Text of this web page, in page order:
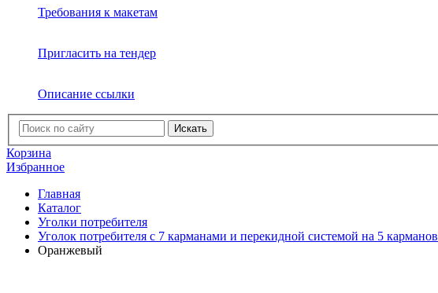
Требования к макетам
Пригласить на тендер
Описание ссылки
Искать
Корзина
Избранное
Главная
Каталог
Уголки потребителя
Уголок потребителя с 7 карманами и перекидной системой на 5 карманов
Оранжевый